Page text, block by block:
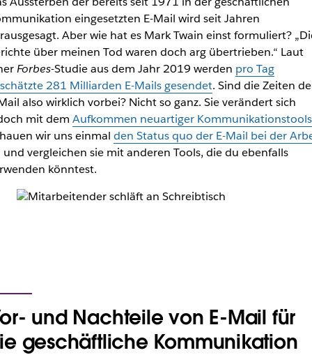
Tools für die geschäftliche Kommunikation
eingesetzten E-Mail wird seit Jahren
Aber wie hat es Mark Twain einst formuliert?
über meinen Tod waren doch arg übertrieben.“ Laut
Forbes-Studie aus dem Jahr 2019 werden pro Tag
281 Milliarden E-Mails gesendet. Sind die Zeiten
also wirklich vorbei? Nicht so ganz. Sie verändert sich
mit dem Aufkommen neuartiger Kommunikationstools
wir uns einmal den Status quo der E-Mail bei der
und vergleichen sie mit anderen Tools, die du ebenfalls
könntest.
und Nachteile von E-Mail für
geschäftliche Kommunikation